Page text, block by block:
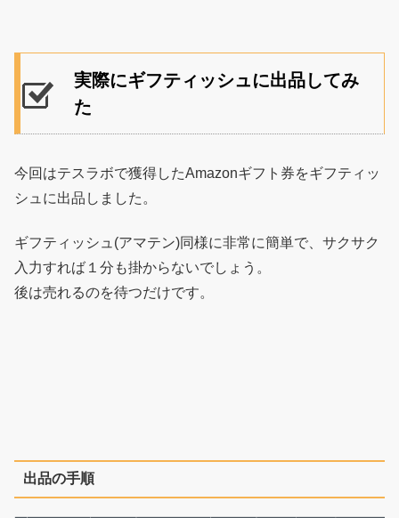
実際にギフティッシュに出品してみ
た
今回はテスラボで獲得したAmazonギフト券をギフティッ
シュに出品しました。
ギフティッシュ(アマテン)同様に非常に簡単で、サクサク
入力すれば１分も掛からないでしょう。
後は売れるのを待つだけです。
出品の手順